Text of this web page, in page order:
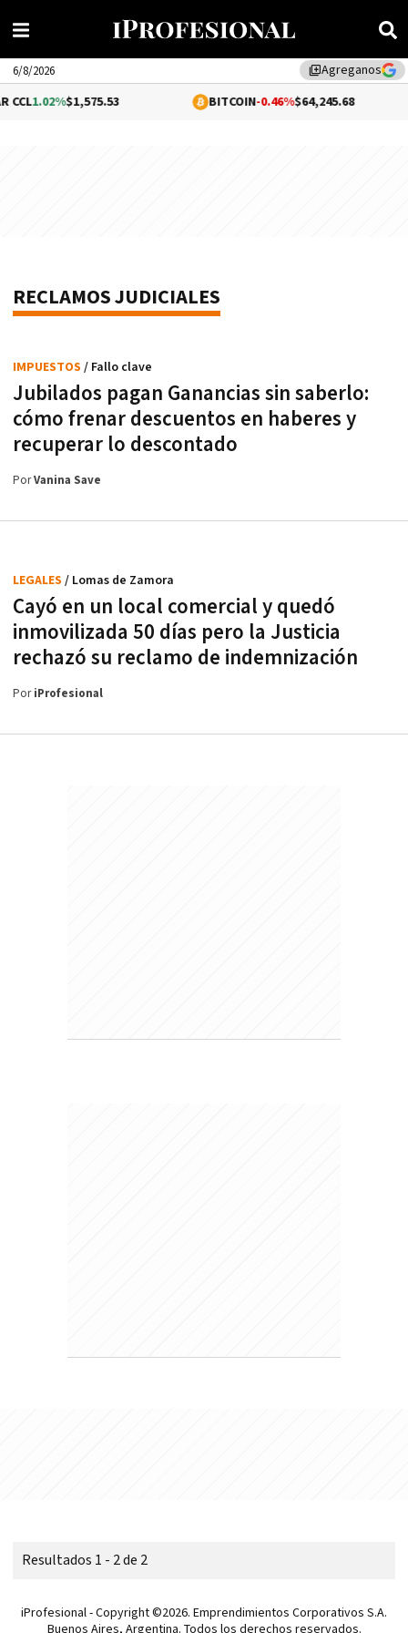
library_addAgreganos
6/8/2026
1.02%$1,575.53 BITCOIN-0.46%$64,245.68
RECLAMOS JUDICIALES
Jubilados pagan Ganancias sin saberlo:
cómo frenar descuentos en haberes y
recuperar lo descontado
IMPUESTOS / Fallo clave
PorVanina Save
Cayó en un local comercial y quedó
inmovilizada 50 días pero la Justicia
rechazó su reclamo de indemnización
LEGALES / Lomas de Zamora
PoriProfesional
Resultados 1 - 2 de 2
iProfesional - Copyright ©2026. Emprendimientos Corporativos S.A.
Buenos Aires, Argentina. Todos los derechos reservados.